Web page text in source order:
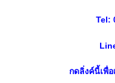
Tel:
กดลิ่งค์นี้เพื่